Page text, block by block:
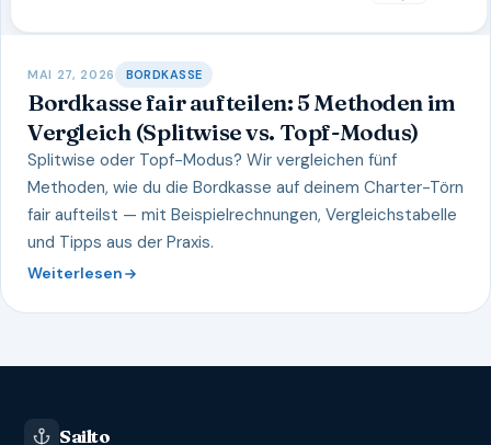
MAI 27, 2026 BORDKASSE
Bordkasse fair aufteilen: 5 Methoden im
Vergleich (Splitwise vs. Topf-Modus)
Splitwise oder Topf-Modus? Wir vergleichen fünf
Methoden, wie du die Bordkasse auf deinem Charter-Törn
fair aufteilst — mit Beispielrechnungen, Vergleichstabelle
und Tipps aus der Praxis.
Weiterlesen
Sailto